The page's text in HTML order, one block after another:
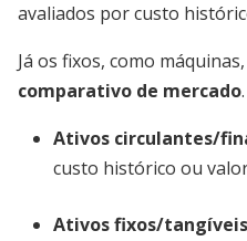
avaliados por custo
Já os fixos, como
comparativo de mercado.
Ativos circulantes/
custo histórico ou
Ativos fixos/tangíveis